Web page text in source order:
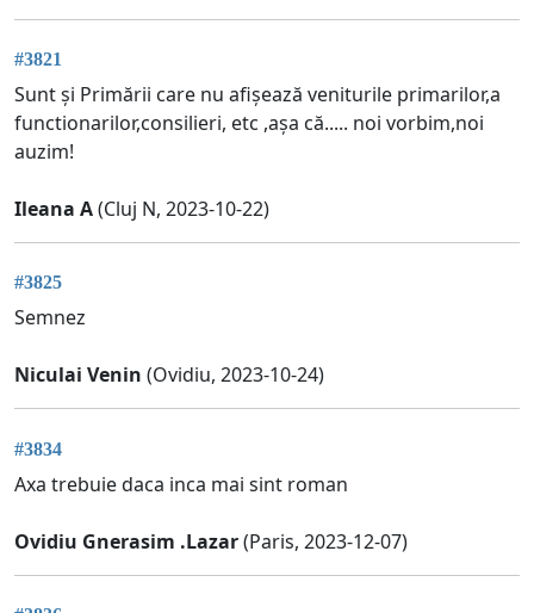
#3821
Sunt și Primării care nu afișează veniturile primarilor,a
functionarilor,consilieri, etc ,așa că..... noi vorbim,noi
auzim!
Ileana A(Cluj N, 2023-10-22)
#3825
Semnez
Niculai Venin (Ovidiu, 2023-10-24)
#3834
Axa trebuie daca inca mai sint roman
Ovidiu Gnerasim .Lazar(Paris, 2023-12-07)